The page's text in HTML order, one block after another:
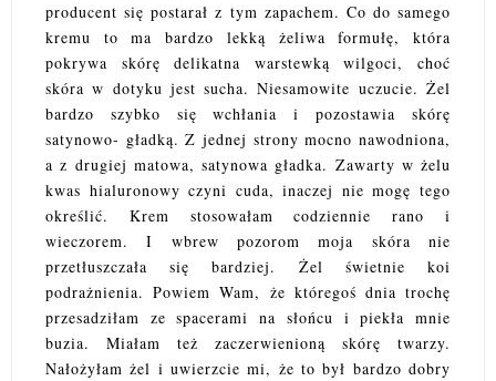
producent się postarał z tym zapachem. Co do samego
kremu to ma bardzo lekką żeliwa formułę, która
pokrywa skórę delikatna warstewką wilgoci, choć
skóra w dotyku jest sucha. Niesamowite uczucie. Żel
bardzo szybko się wchłania i pozostawia skórę
satynowo- gładką. Z jednej strony mocno nawodniona,
a z drugiej matowa, satynowa gładka. Zawarty w żelu
kwas hialuronowy czyni cuda, inaczej nie mogę tego
określić. Krem stosowałam codziennie rano i
wieczorem. I wbrew pozorom moja skóra nie
przetłuszczała się bardziej. Żel świetnie koi
podrażnienia. Powiem Wam, że któregoś dnia trochę
przesadziłam ze spacerami na słońcu i piekła mnie
buzia. Miałam też zaczerwienioną skórę twarzy.
Nałożyłam żel i uwierzcie mi, że to był bardzo dobry